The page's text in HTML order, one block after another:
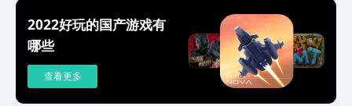
2022好玩的国产游戏有
哪些
查看更多